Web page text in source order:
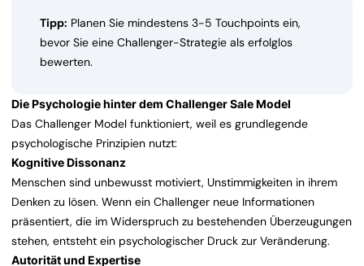
Tipp: Planen Sie mindestens 3-5 Touchpoints ein,
bevor Sie eine Challenger-Strategie als erfolglos
bewerten.
Die Psychologie hinter dem Challenger Sale Model
Das Challenger Model funktioniert, weil es grundlegende
psychologische Prinzipien nutzt:
Kognitive Dissonanz
Menschen sind unbewusst motiviert, Unstimmigkeiten in ihrem
Denken zu lösen. Wenn ein Challenger neue Informationen
präsentiert, die im Widerspruch zu bestehenden Überzeugungen
stehen, entsteht ein psychologischer Druck zur Veränderung.
Autorität und Expertise